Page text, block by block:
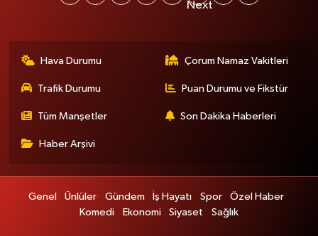
Hava Durumu Çorum Namaz Vakitleri
Trafik Durumu Puan Durumu ve Fikstür
Tüm Manşetler Son Dakika Haberleri
Haber Arşivi
Genel Ünlüler Gündem İş Hayatı Spor
Özel Haber
Komedi
Ekonomi Siyaset Sağlık